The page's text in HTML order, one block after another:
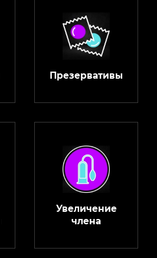
Презервативы
Увеличение
члена